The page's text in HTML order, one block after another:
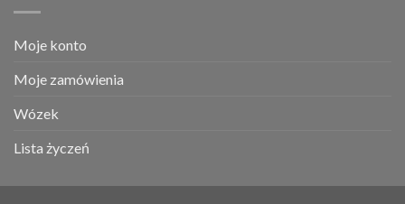
Moje konto
Moje zamówienia
Wózek
Lista życzeń